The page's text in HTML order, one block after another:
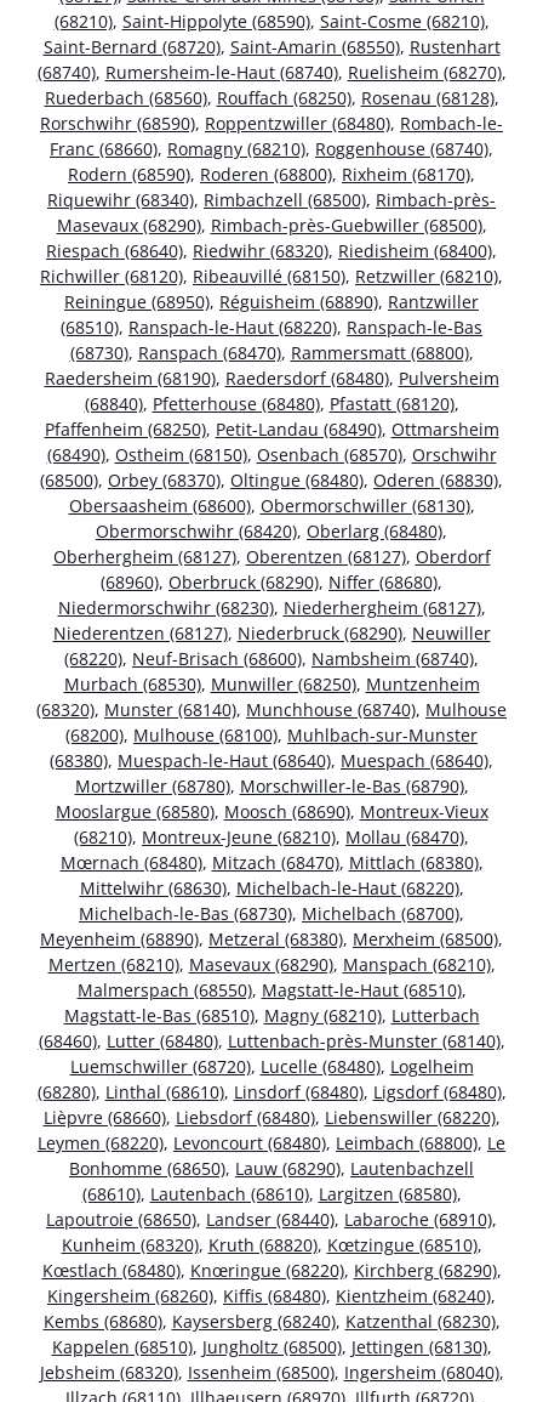
(68210), Saint-Hippolyte (68590), Saint-Cosme (68210),
Saint-Bernard (68720), Saint-Amarin (68550), Rustenhart
(68740), Rumersheim-le-Haut (68740), Ruelisheim (68270),
Ruederbach (68560), Rouffach (68250), Rosenau (68128),
Rorschwihr (68590), Roppentzwiller (68480), Rombach-le-
Franc (68660), Romagny (68210), Roggenhouse (68740),
Rodern (68590), Roderen (68800), Rixheim (68170),
Riquewihr (68340), Rimbachzell (68500), Rimbach-près-
Masevaux (68290), Rimbach-près-Guebwiller (68500),
Riespach (68640), Riedwihr (68320), Riedisheim (68400),
Richwiller (68120), Ribeauvillé (68150), Retzwiller (68210),
Reiningue (68950), Réguisheim (68890), Rantzwiller
(68510), Ranspach-le-Haut (68220), Ranspach-le-Bas
(68730), Ranspach (68470), Rammersmatt (68800),
Raedersheim (68190), Raedersdorf (68480), Pulversheim
(68840), Pfetterhouse (68480), Pfastatt (68120),
Pfaffenheim (68250), Petit-Landau (68490), Ottmarsheim
(68490), Ostheim (68150), Osenbach (68570), Orschwihr
(68500), Orbey (68370), Oltingue (68480), Oderen (68830),
Obersaasheim (68600), Obermorschwiller (68130),
Obermorschwihr (68420), Oberlarg (68480),
Oberhergheim (68127), Oberentzen (68127), Oberdorf
(68960), Oberbruck (68290), Niffer (68680),
Niedermorschwihr (68230), Niederhergheim (68127),
Niederentzen (68127), Niederbruck (68290), Neuwiller
(68220), Neuf-Brisach (68600), Nambsheim (68740),
Murbach (68530), Munwiller (68250), Muntzenheim
(68320), Munster (68140), Munchhouse (68740), Mulhouse
(68200), Mulhouse (68100), Muhlbach-sur-Munster
(68380), Muespach-le-Haut (68640), Muespach (68640),
Mortzwiller (68780), Morschwiller-le-Bas (68790),
Mooslargue (68580), Moosch (68690), Montreux-Vieux
(68210), Montreux-Jeune (68210), Mollau (68470),
Mœrnach (68480), Mitzach (68470), Mittlach (68380),
Mittelwihr (68630), Michelbach-le-Haut (68220),
Michelbach-le-Bas (68730), Michelbach (68700),
Meyenheim (68890), Metzeral (68380), Merxheim (68500),
Mertzen (68210), Masevaux (68290), Manspach (68210),
Malmerspach (68550), Magstatt-le-Haut (68510),
Magstatt-le-Bas (68510), Magny (68210), Lutterbach
(68460), Lutter (68480), Luttenbach-près-Munster (68140),
Luemschwiller (68720), Lucelle (68480), Logelheim
(68280), Linthal (68610), Linsdorf (68480), Ligsdorf (68480),
Lièpvre (68660), Liebsdorf (68480), Liebenswiller (68220),
Leymen (68220), Levoncourt (68480), Leimbach (68800), Le
Bonhomme (68650), Lauw (68290), Lautenbachzell
(68610), Lautenbach (68610), Largitzen (68580),
Lapoutroie (68650), Landser (68440), Labaroche (68910),
Kunheim (68320), Kruth (68820), Kœtzingue (68510),
Kœstlach (68480), Knœringue (68220), Kirchberg (68290),
Kingersheim (68260), Kiffis (68480), Kientzheim (68240),
Kembs (68680), Kaysersberg (68240), Katzenthal (68230),
Kappelen (68510), Jungholtz (68500), Jettingen (68130),
Jebsheim (68320), Issenheim (68500), Ingersheim (68040),